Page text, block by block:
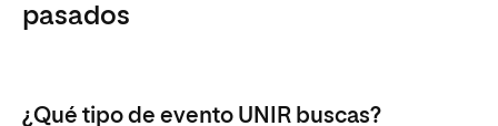
pasados
¿Qué tipo de evento UNIR buscas?